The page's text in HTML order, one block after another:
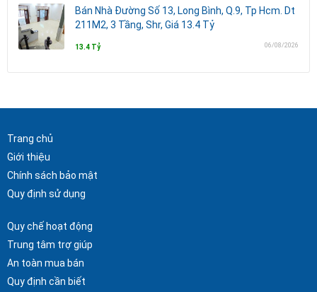
Bán Nhà Đường Số 13, Long Bình, Q.9, Tp Hcm. Dt
211M2, 3 Tầng, Shr, Giá 13.4 Tỷ
13.4 Tỷ 06/08/2026
Trang chủ
Giới thiệu
Chính sách bảo mật
Quy định sử dụng
Quy chế hoạt động
Trung tâm trợ giúp
An toàn mua bán
Quy định cần biết